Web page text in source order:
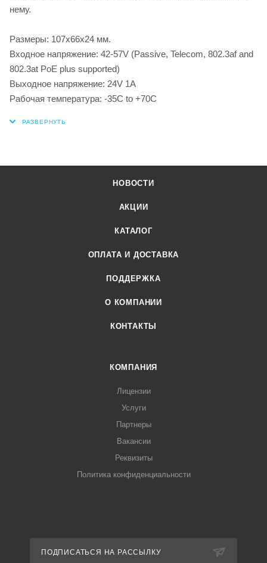
нему.
Размеры: 107x66x24 мм.
Входное напряжение: 42-57V (Passive, Telecom, 802.3af and
802.3at PoE plus supported)
Выходное напряжение: 24V 1A
Рабочая температура: -35C to +70C
НОВОСТИ
АКЦИИ
КАТАЛОГ
ОПЛАТА И ДОСТАВКА
ПОДДЕРЖКА
О КОМПАНИИ
КОНТАКТЫ
КОМПАНИЯ
Лицензии
Услуги
Партнеры
Вакансии
Реквизиты
Политика конфиденциальности
ПОДПИСАТЬСЯ НА РАССЫЛКУ